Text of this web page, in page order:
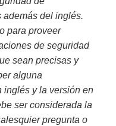
además del inglés.
para proveer
de seguridad
sean precisas y
alguna
inglés y la versión en
ser considerada la
pregunta o